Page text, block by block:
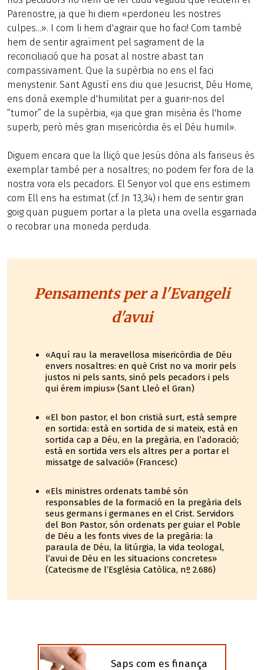
Parenostre, ja que hi diem «perdoneu les nostres
culpes...». I com li hem d'agrair que ho faci! Com també
hem de sentir agraïment pel sagrament de la
reconciliació que ha posat al nostre abast tan
compassivament. Que la supèrbia no ens el faci
menystenir. Sant Agustí ens diu que Jesucrist, Déu Home,
ens donà exemple d'humilitat per a guarir-nos del
“tumor” de la supèrbia, «ja que gran misèria és l'home
superb, però més gran misericòrdia és el Déu humil».
Diguem encara que la lliçó que Jesús dóna als fariseus és
exemplar també per a nosaltres; no podem fer fora de la
nostra vora els pecadors. El Senyor vol que ens estimem
com Ell ens ha estimat (cf. Jn 13,34) i hem de sentir gran
goig quan puguem portar a la pleta una ovella esgarriada
o recobrar una moneda perduda.
Pensaments per a l'Evangeli
d'avui
«Aquí rau la meravellosa misericòrdia de Déu
envers nosaltres: en què Crist no va morir pels
justos ni pels sants, sinó pels pecadors i pels
qui érem impius» (Sant Lleó el Gran)
«El bon pastor, el bon cristià surt, està sempre
en sortida: està en sortida de si mateix, està en
sortida cap a Déu, en la pregària, en l’adoració;
està en sortida vers els altres per a portar el
missatge de salvació» (Francesc)
«Els ministres ordenats també són
responsables de la formació en la pregària dels
seus germans i germanes en el Crist. Servidors
del Bon Pastor, són ordenats per guiar el Poble
de Déu a les fonts vives de la pregària: la
paraula de Déu, la litúrgia, la vida teologal,
l’avui de Déu en les situacions concretes»
(Catecisme de l’Església Catòlica, nº 2.686)
Saps com es finança